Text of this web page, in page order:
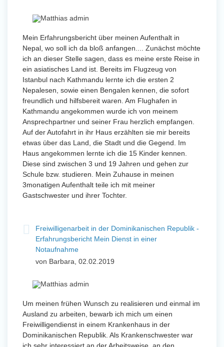
Mein Erfahrungsbericht über meinen Aufenthalt in
Nepal, wo soll ich da bloß anfangen.... Zunächst möchte
ich an dieser Stelle sagen, dass es meine erste Reise in
ein asiatisches Land ist. Bereits im Flugzeug von
Istanbul nach Kathmandu lernte ich die ersten 2
Nepalesen, sowie einen Bengalen kennen, die sofort
freundlich und hilfsbereit waren. Am Flughafen in
Kathmandu angekommen wurde ich von meinem
Ansprechpartner und seiner Frau herzlich empfangen.
Auf der Autofahrt in ihr Haus erzählten sie mir bereits
etwas über das Land, die Stadt und die Gegend. Im
Haus angekommen lernte ich die 15 Kinder kennen.
Diese sind zwischen 3 und 19 Jahren und gehen zur
Schule bzw. studieren. Mein Zuhause in meinen
3monatigen Aufenthalt teile ich mit meiner
Gastschwester und ihrer Tochter.
Freiwilligenarbeit in der Dominikanischen Republik -
Erfahrungsbericht Mein Dienst in einer
Notaufnahme
von Barbara, 02.02.2019
Um meinen frühen Wunsch zu realisieren und einmal im
Ausland zu arbeiten, bewarb ich mich um einen
Freiwilligendienst in einem Krankenhaus in der
Dominikanischen Republik. Als Krankenschwester war